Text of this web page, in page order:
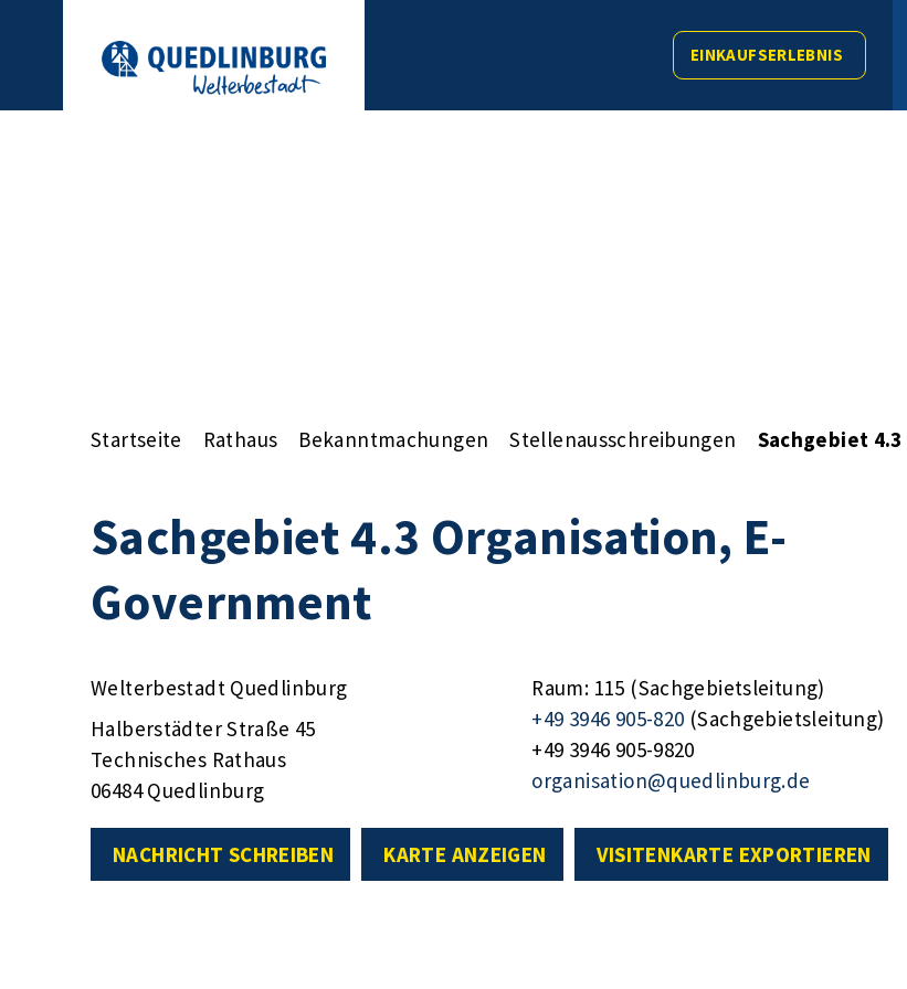
EINKAUFSERLEBNIS
Startseite Rathaus Bekanntmachungen Stellenausschreibungen Sachgebiet
Sachgebiet 4.3 Organisation, E-
Government
Welterbestadt Quedlinburg
Halberstädter Straße 45
Technisches Rathaus
06484 Quedlinburg
Raum: 115 (Sachgebietsleitung)
+49 3946 905-820 (Sachgebietsleitung)
+49 3946 905-9820
organisation@quedlinburg.de
NACHRICHT SCHREIBEN KARTE ANZEIGEN VISITENKARTE EXPORTIEREN